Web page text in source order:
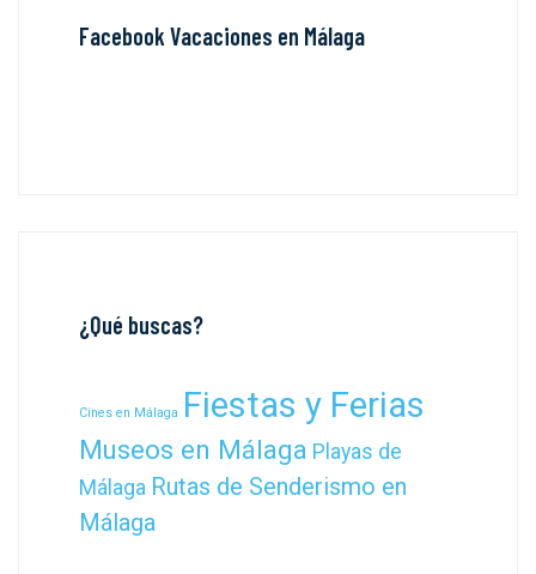
Facebook Vacaciones en Málaga
¿Qué buscas?
Cines en Málaga Fiestas y Ferias
Museos en Málaga Playas de
Málaga Rutas de Senderismo en
Málaga